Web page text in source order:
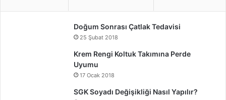
Doğum Sonrası Çatlak Tedavisi
25 Şubat 2018
Krem Rengi Koltuk Takımına Perde
Uyumu
17 Ocak 2018
SGK Soyadı Değişikliği Nasıl Yapılır?